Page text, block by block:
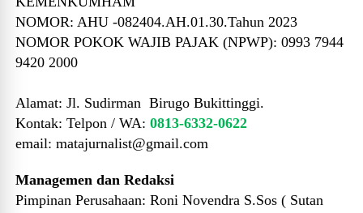
NOMOR: AHU -082404.AH.01.30.Tahun 2023
NOMOR POKOK WAJIB PAJAK (NPWP): 0993 7944
9420 2000
Alamat:Jl. Sudirman Birugo Bukittinggi.
Kontak: Telpon / WA:0813-6332-0622
email: matajurnalist@gmail.com
Managemen dan Redaksi
Pimpinan Perusahaan: Roni Novendra S.Sos ( Sutan